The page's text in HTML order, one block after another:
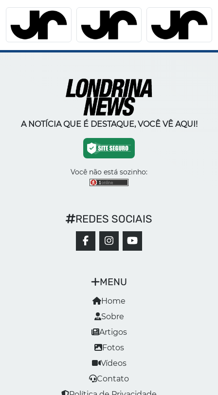
A NOTÍCIA QUE É DESTAQUE, VOCÊ VÊ AQUI!
Você não está sozinho:
MENU
Home
Sobre
Artigos
Fotos
Vídeos
Contato
REDES SOCIAIS